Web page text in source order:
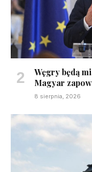
Węgry będą
Magyar
8 sierpnia, 2026